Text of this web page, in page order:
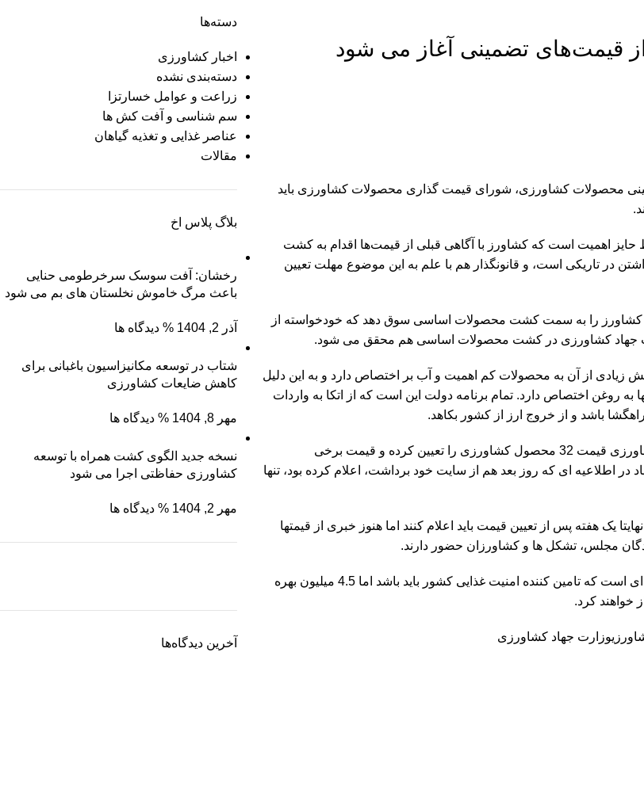
قیمت‌های تضمینی آغاز می شود
محصولات کشاورزی، شورای قیمت گذاری محصولات کشاورزی باید
حایز اهمیت است که کشاورز با آگاهی قبلی از قیمت‌ها اقدام به کشت
در تاریکی است، و قانونگذار هم با علم به این موضوع مهلت تعیین
کشاورز را به سمت کشت محصولات اساسی سوق دهد که خودخواسته از
جهاد کشاورزی در کشت محصولات اساسی هم محقق می شود.
زیادی از آن به محصولات کم اهمیت و آب بر اختصاص دارد و به این دلیل
دلار واردات کشاورزی داریم که 25 درصد آن تنها به روغن اختصاص دارد. تمام برنامه دولت این است که از اتکا به واردات
باشد و از خروج ارز از کشور بکاهد.
هفته گذشته منابع آگاه اعلام کردند که شورای قیمت گذاری محصولات کشاورزی قیمت 32 محصول کشاورزی را تعیین کرده و قیمت برخی
اطلاعیه ای که روز بعد هم از سایت خود برداشت، اعلام کرده بود، تنها
یک هفته پس از تعیین قیمت باید اعلام کنند اما هنوز خبری از قیمتها
مجلس، تشکل ها و کشاورزان حضور دارند.
رئیس این شورا را وزیر جهاد کشاورزی بر عهده دارد، او مسئول وزارتخانه ای است که تامین کننده امنیت غذایی کشور باید باشد اما 4.5 میلیون بهره
خواهند کرد.
وزارت جهاد کشاورزی
دسته‌ها
اخبار کشاورزی
دسته‌بندی نشده
زراعت و عوامل خسارتزا
سم شناسی و آفت کش ها
عناصر غذایی و تغذیه گیاهان
مقالات
بلاگ پلاس اخ
رخشان: آفت سوسک سرخرطومی حنایی
باعث مرگ خاموش نخلستان های بم می شود
آذر 2, 1404 % دیدگاه ها
شتاب در توسعه مکانیزاسیون باغبانی برای
کاهش ضایعات کشاورزی
مهر 8, 1404 % دیدگاه ها
نسخه جدید الگوی کشت همراه با توسعه
کشاورزی حفاظتی اجرا می شود
مهر 2, 1404 % دیدگاه ها
ریشه رشد، برگِ اعتماد
آخرین دیدگاه‌ها